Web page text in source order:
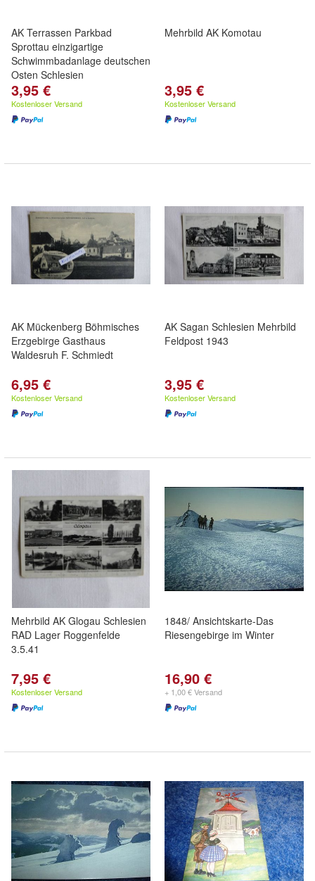
AK Terrassen Parkbad
Sprottau einzigartige
Schwimmbadanlage deutschen
Osten Schlesien
3,95 €
Kostenloser Versand
Mehrbild AK Komotau
3,95 €
Kostenloser Versand
AK Mückenberg Böhmisches
Erzgebirge Gasthaus
Waldesruh F. Schmiedt
6,95 €
Kostenloser Versand
AK Sagan Schlesien Mehrbild
Feldpost 1943
3,95 €
Kostenloser Versand
Mehrbild AK Glogau Schlesien
RAD Lager Roggenfelde
3.5.41
7,95 €
Kostenloser Versand
1848/ Ansichtskarte-Das
Riesengebirge im Winter
16,90 €
+ 1,00 € Versand